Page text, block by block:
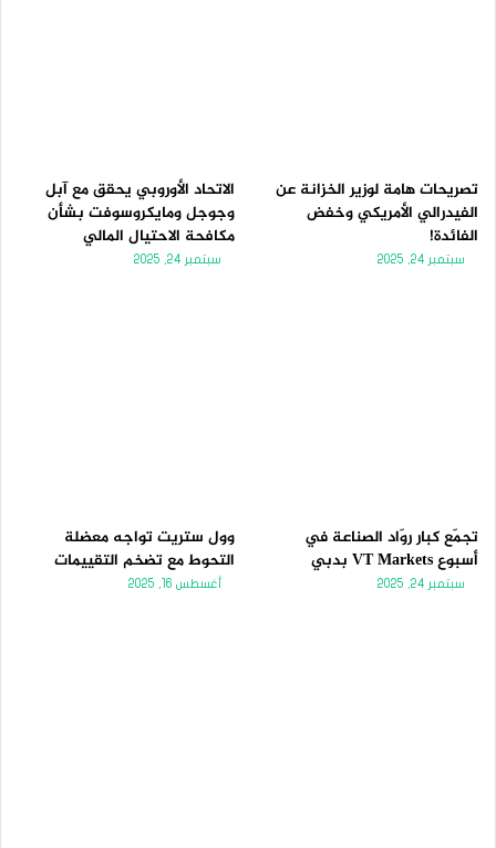
تصريحات هامة لوزير الخزانة عن
الفيدرالي الأمريكي وخفض
الفائدة!
سبتمبر 24, 2025
الاتحاد الأوروبي يحقق مع آبل
وجوجل ومايكروسوفت بشأن
مكافحة الاحتيال المالي
سبتمبر 24, 2025
تجمّع كبار روّاد الصناعة في
أسبوع VT Markets بدبي
سبتمبر 24, 2025
وول ستريت تواجه معضلة
التحوط مع تضخم التقييمات
أغسطس 16, 2025